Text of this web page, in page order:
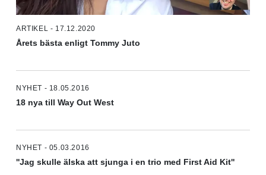
ARTIKEL - 17.12.2020
Årets bästa enligt Tommy Juto
NYHET - 18.05.2016
18 nya till Way Out West
NYHET - 05.03.2016
''Jag skulle älska att sjunga i en trio med First Aid Kit''